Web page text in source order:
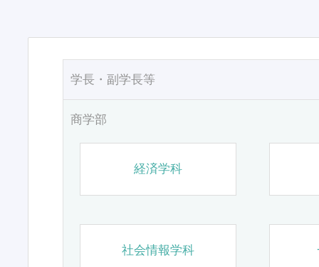
学長・副学長等
商学部
経済学科
社会情報学科